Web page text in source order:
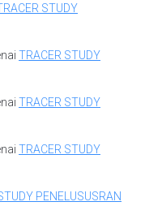
STUDY
TRACER STUDY
TRACER STUDY
TRACER STUDY
PENELUSUSRAN